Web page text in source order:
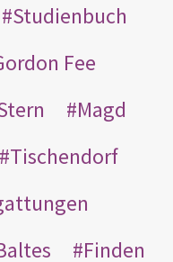
Studienbuch
Fee
Magd
Tischendorf
Finden